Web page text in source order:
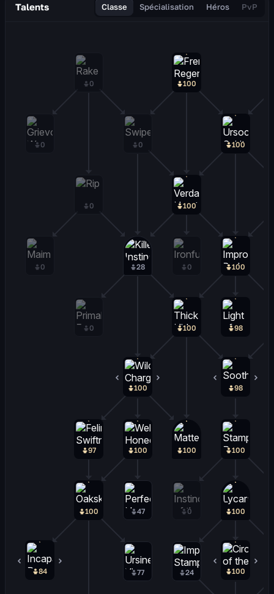
Talents Classe Spécialisation Héros PvP
100
100 100
100
100
100
100
100
100
100
100
100
98
98
97
84 77
47
28
24
0
0
0
0
0
0
0
0